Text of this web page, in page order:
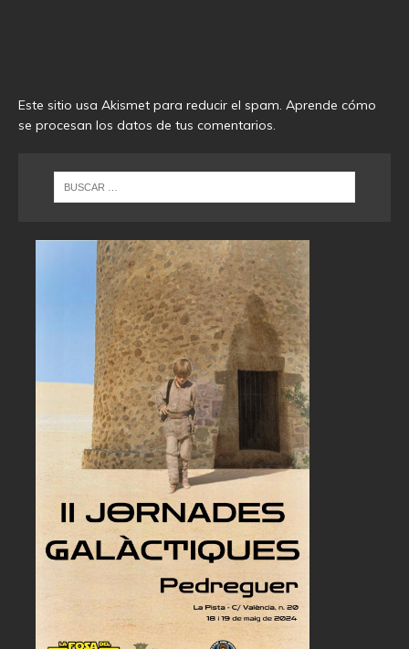
Este sitio usa Akismet para reducir el spam. Aprende cómo
se procesan los datos de tus comentarios.